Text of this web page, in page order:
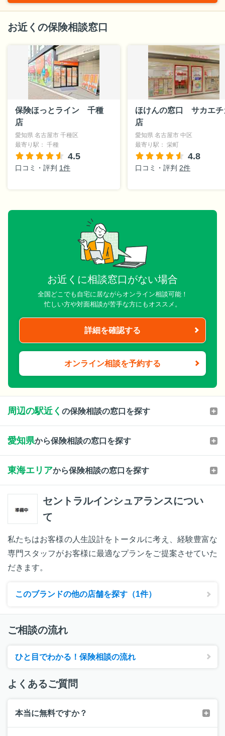
お近くの保険相談窓口
保険ほっとライン 千種
店
愛知県 名古屋市 千種区
最寄り駅： 千種
4.5
口コミ・評判 1件
ほけんの窓口 サカエチ
店
愛知県 名古屋市 中区
最寄り駅： 栄町
4.8
口コミ・評判 2件
お近くに相談窓口がない場合
全国どこでも自宅に居ながらオンライン相談可能！
忙しい方や対面相談が苦手な方にもオススメ。
詳細を確認する
オンライン相談を予約する
周辺の駅近く の保険相談の窓口を探す
愛知県から保険相談の窓口を探す
東海エリアから保険相談の窓口を探す
セントラルインシュアランスについ
て
私たちはお客様の人生設計をトータルに考え、経験豊富な
専門スタッフがお客様に最適なプランをご提案させていた
だきます。
このブランドの他の店舗を探す（1件）
ご相談の流れ
ひと目でわかる！保険相談の流れ
よくあるご質問
本当に無料ですか？